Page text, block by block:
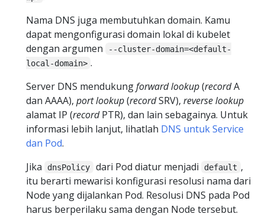
Nama DNS juga membutuhkan domain. Kamu
dapat mengonfigurasi domain lokal di kubelet
dengan argumen
--cluster-domain=<default-
local-domain> .
Server DNS mendukungforward lookup(recordA
dan AAAA), port lookup(recordSRV), reverse lookup
alamat IP (recordPTR), dan lain sebagainya. Untuk
informasi lebih lanjut, lihatlah DNS untuk Service
dan Pod.
Jika
dnsPolicy dari Pod diatur menjadi default ,
itu berarti mewarisi konfigurasi resolusi nama dari
Node yang dijalankan Pod. Resolusi DNS pada Pod
harus berperilaku sama dengan Node tersebut.